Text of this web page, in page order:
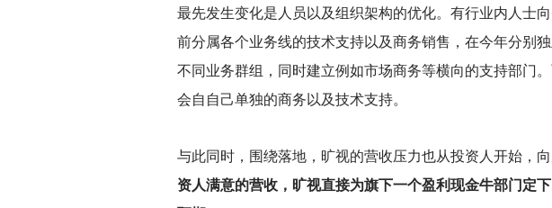
最先发生变化是人员以及组织架构的优化。有行业内人士
前分属各个业务线的技术支持以及商务销售，在今年分别
不同业务群组，同时建立例如市场商务等横向的支持部门
会自自己单独的商务以及技术支持。
与此同时，围绕落地，旷视的营收压力也从投资人开始，
资人满意的营收，旷视直接为旗下一个盈利现金牛部门定